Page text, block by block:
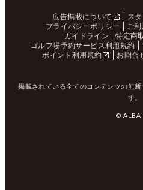
広告掲載について ス
プライバシーポリシー
ご
ガイドライン
特定商
ゴルフ場予約サービス利用規約
ポイント利用規約
お問合
掲載されている全てのコンテンツの無
す。
© ALBA